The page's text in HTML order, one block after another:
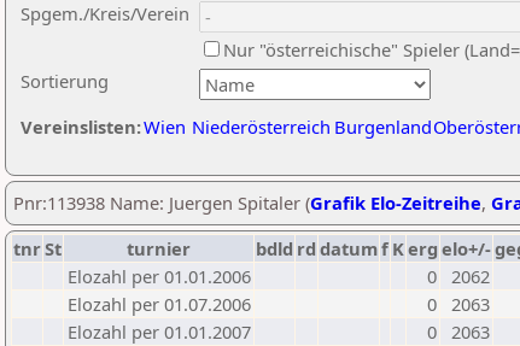
Sortierung
Spgem./Kreis/Verein
Nur "österreichische" Spieler
Vereinslisten:Wien Niederösterreich Burgenland
Pnr:113938 Name: Juergen Spitaler (Grafik Elo-Zeitreihe,
tnrSt turnier bdld rd datumf Kerg elo+/-
Elozahl per 01.01.2006
0 2062
Elozahl per 01.07.2006
0 2063
Elozahl per 01.01.2007
0 2063